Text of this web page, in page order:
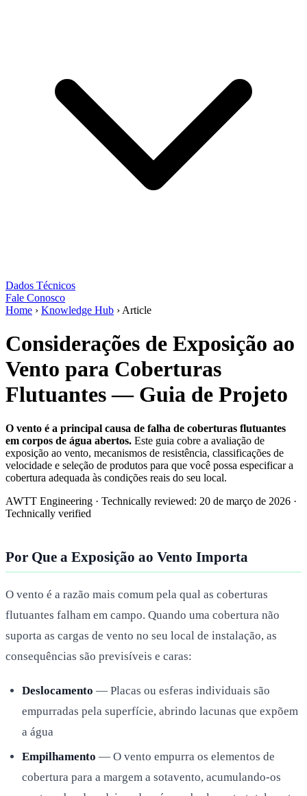
Dados Técnicos
Fale Conosco
Home › Knowledge Hub › Article
Considerações de Exposição ao
Vento para Coberturas
Flutuantes — Guia de Projeto
O vento é a principal causa de falha de coberturas flutuantes
em corpos de água abertos. Este guia cobre a avaliação de
exposição ao vento, mecanismos de resistência, classificações de
velocidade e seleção de produtos para que você possa especificar a
cobertura adequada às condições reais do seu local.
AWTT Engineering · Technically reviewed: 20 de março de 2026 ·
Technically verified
Por Que a Exposição ao Vento Importa
O vento é a razão mais comum pela qual as coberturas
flutuantes falham em campo. Quando uma cobertura não
suporta as cargas de vento no seu local de instalação, as
consequências são previsíveis e caras:
Deslocamento — Placas ou esferas individuais são
empurradas pela superfície, abrindo lacunas que expõem
a água
Empilhamento — O vento empurra os elementos de
cobertura para a margem a sotavento, acumulando-os